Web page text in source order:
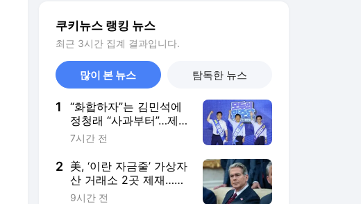
쿠키뉴스 랭킹 뉴스
최근 3시간 집계 결과입니다.
많이 본 뉴스 탐독한 뉴스
1
“화합하자”는 김민석에
정청래 “사과부터”…제
주서 與 전대 충돌
7시간 전
2 美, ‘이란 자금줄’ 가상자
산 거래소 2곳 제재…올
해만 8번째
9시간 전